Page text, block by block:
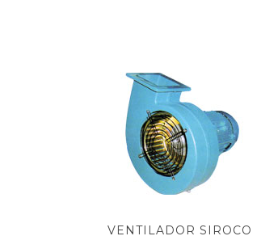
VENTILADOR SIROCO